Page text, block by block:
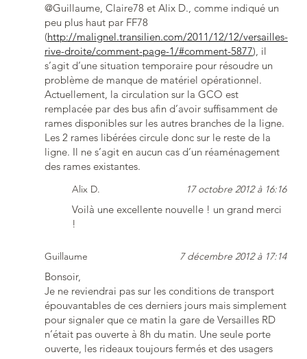
@Guillaume, Claire78 et Alix D., comme indiqué un
peu plus haut par FF78
(http://malignel.transilien.com/2011/12/12/versailles-
rive-droite/comment-page-1/#comment-5877), il
s’agit d’une situation temporaire pour résoudre un
problème de manque de matériel opérationnel.
Actuellement, la circulation sur la GCO est
remplacée par des bus afin d’avoir suffisamment de
rames disponibles sur les autres branches de la ligne.
Les 2 rames libérées circule donc sur le reste de la
ligne. Il ne s’agit en aucun cas d’un réaménagement
des rames existantes.
Alix D. 17 octobre 2012 à 16:16
Voilà une excellente nouvelle ! un grand merci
!
Guillaume 7 décembre 2012 à 17:14
Bonsoir,
Je ne reviendrai pas sur les conditions de transport
épouvantables de ces derniers jours mais simplement
pour signaler que ce matin la gare de Versailles RD
n’était pas ouverte à 8h du matin. Une seule porte
ouverte, les rideaux toujours fermés et des usagers